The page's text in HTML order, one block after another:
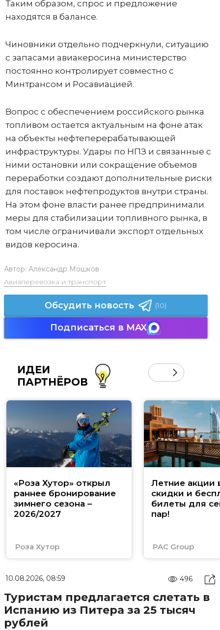
Таким образом, спрос и предложение
находятся в балансе.
Чиновники отдельно подчеркнули, ситуацию
с запасами авиакеросина министерство
постоянно контролирует совместно с
Минтрансом и Росавиацией.
Вопрос с обеспечением российского рынка
топливом остается актуальным на фоне атак
на объекты нефтеперерабатывающей
инфраструктуры. Удары по НПЗ и связанные с
ними остановки или сокращение объемов
переработки создают дополнительные риски
для поставок нефтепродуктов внутри страны.
На этом фоне власти ранее предпринимали
меры для стабилизации топливного рынка, в
том числе ограничивали экспорт отдельных
видов керосина.
Автор: Александр Мошков
Авиаперевозка и транспорт
Обсудить новость (10)
Подписаться в MAX
ИДЕИ
ПАРТНЁРОВ
«Роза Хутор» открыл
раннее бронирование
зимнего сезона –
2026/2027
Роза Хутор
Летние акции
скидки и
билеты для
пар!
PAC Group
10.08.2026, 08:59 496
Туристам предлагается слетать в
Испанию из Питера за 25 тысяч
рублей